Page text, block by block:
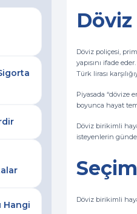
Hangi
Döviz poliçesi,
yapısını ifade
Türk lirası
Piyasada “dövize
boyunca hayat
Döviz birikimli
isteyenlerin
Döviz birikimli